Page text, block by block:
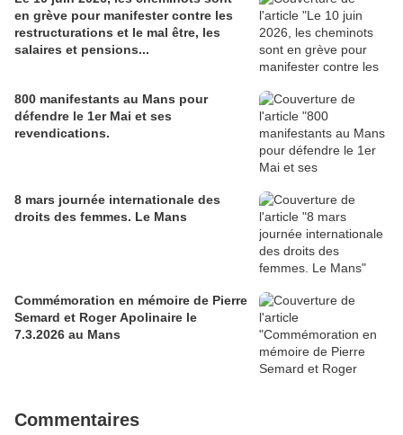
en grève pour manifester contre les
restructurations et le mal être, les
salaires et pensions...
800 manifestants au Mans pour
défendre le 1er Mai et ses
revendications.
8 mars journée internationale des
droits des femmes. Le Mans
Commémoration en mémoire de Pierre
Semard et Roger Apolinaire le
7.3.2026 au Mans
Commentaires